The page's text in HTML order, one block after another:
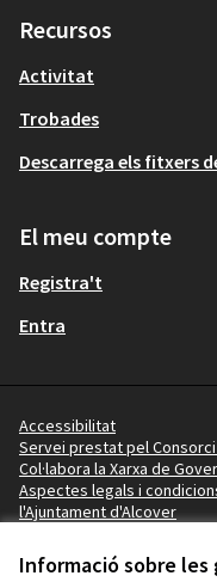
Informació sobre les
Recursos
Activitat
Trobades
Descarrega els fitxers
El meu compte
Registra't
Entra
Accessibilitat
Servei prestat pel
Col·labora la Xarxa de
Aspectes legals i
l'Ajuntament d'Alcover
Termes i condicions
Configuració de les galetes